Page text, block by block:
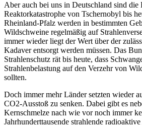
Aber auch bei uns in Deutschland sind die
Reaktorkatastrophe von Tschernobyl bis
Rheinland-Pfalz werden in bestimmten
Wildschweine regelmäßig auf
immer wieder liegt der Wert über der
Kadaver entsorgt werden müssen. Das
Strahlenschutz rät bis heute, dass
Strahlenbelastung auf den Verzehr von
sollten.
Doch immer mehr Länder setzten wieder
CO2-Ausstoß zu senken. Dabei gibt es
Kernschmelze nach wie vor noch immer
Jahrhunderttausende strahlende